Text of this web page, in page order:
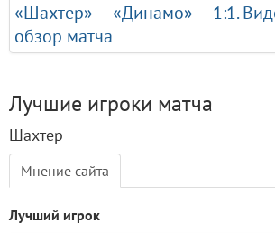
«Шахтер» — «Динамо» — 1:1.
обзор матча
Лучшие игроки матча
Шахтер
Мнение сайта
Лучший игрок